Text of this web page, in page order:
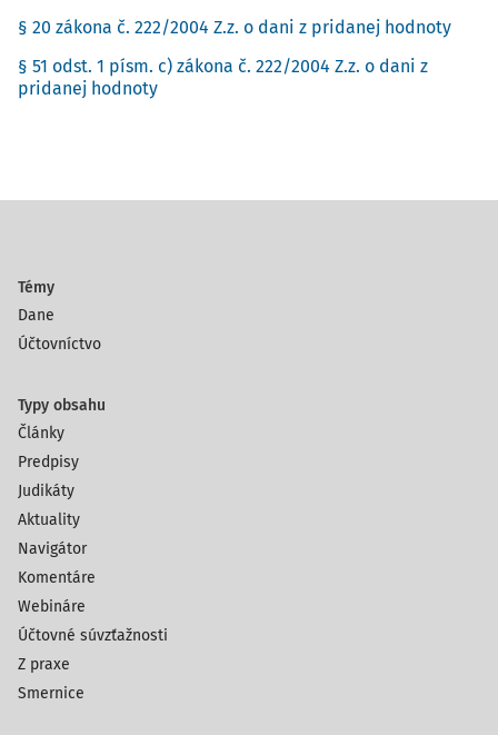
§ 20 zákona č. 222/2004 Z.z. o dani z pridanej hodnoty
§ 51 odst. 1 písm. c) zákona č. 222/2004 Z.z. o dani z
pridanej hodnoty
Témy
Dane
Účtovníctvo
Typy obsahu
Články
Predpisy
Judikáty
Aktuality
Navigátor
Komentáre
Webináre
Účtovné súvzťažnosti
Z praxe
Smernice